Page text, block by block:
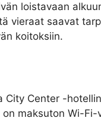
loistavaan
vieraat saavat
koitoksiin.
City Center -
maksuton Wi-Fi-